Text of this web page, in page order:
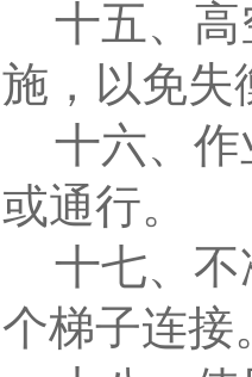
十五、高
施，以免失
十六、作
或通行。
十七、不
个梯子连接